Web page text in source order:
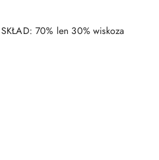
SKŁAD: 70% len 30% wiskoza